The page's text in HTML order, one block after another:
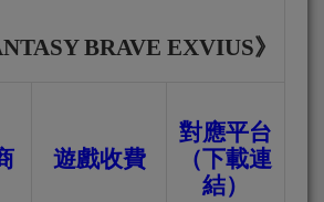
BRAVE EXVIUS》
遊戲收費
對應平台
（下載連
結）